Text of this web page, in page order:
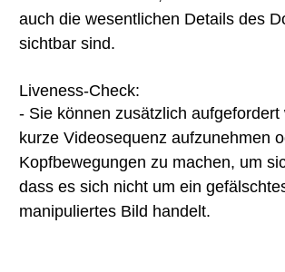
auch die wesentlichen Details des
sichtbar sind.
Liveness-Check:
- Sie können zusätzlich aufgefordert
kurze Videosequenz aufzunehmen
Kopfbewegungen zu machen, um
dass es sich nicht um ein
manipuliertes Bild handelt.